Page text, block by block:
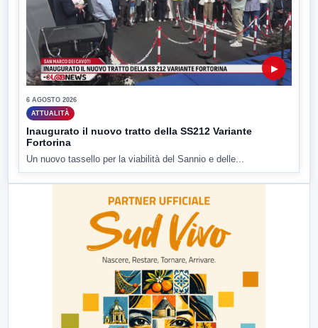
▶
6 AGOSTO 2026
ATTUALITÀ
Inaugurato il nuovo tratto della SS212 Variante
Fortorina
Un nuovo tassello per la viabilità del Sannio e delle...